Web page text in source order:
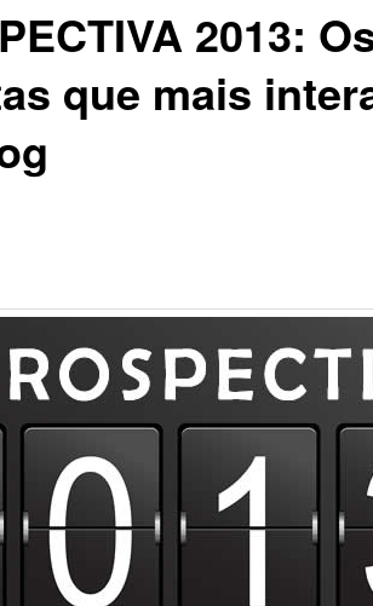
2013:
que mais